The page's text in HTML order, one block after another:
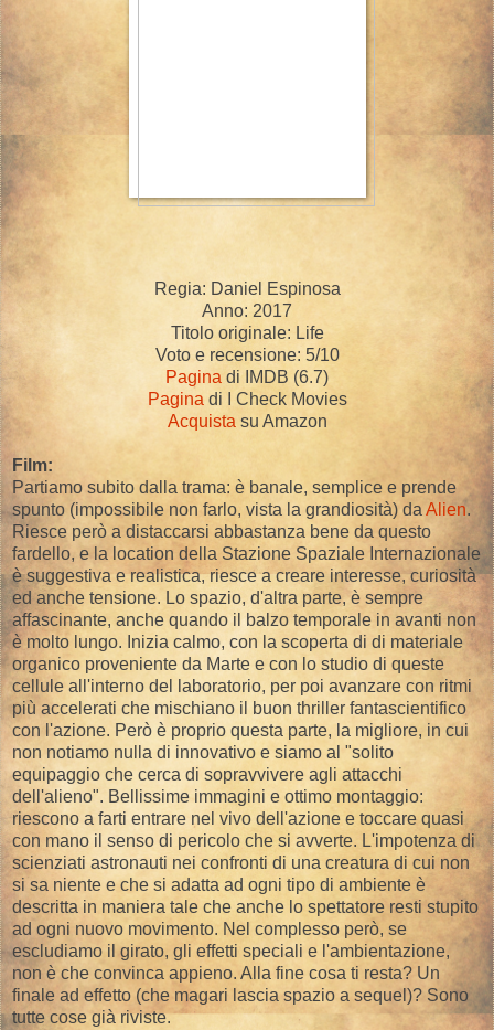
Regia: Daniel Espinosa
Anno: 2017
Titolo originale: Life
Voto e recensione: 5/10
Pagina di IMDB (6.7)
Pagina di I Check Movies
Acquista su Amazon
Film:
Partiamo subito dalla trama: è banale, semplice e prende
spunto (impossibile non farlo, vista la grandiosità) da Alien.
Riesce però a distaccarsi abbastanza bene da questo
fardello, e la location della Stazione Spaziale Internazionale
è suggestiva e realistica, riesce a creare interesse, curiosità
ed anche tensione. Lo spazio, d'altra parte, è sempre
affascinante, anche quando il balzo temporale in avanti non
è molto lungo. Inizia calmo, con la scoperta di di materiale
organico proveniente da Marte e con lo studio di queste
cellule all'interno del laboratorio, per poi avanzare con ritmi
più accelerati che mischiano il buon thriller fantascientifico
con l'azione. Però è proprio questa parte, la migliore, in cui
non notiamo nulla di innovativo e siamo al "solito
equipaggio che cerca di sopravvivere agli attacchi
dell'alieno". Bellissime immagini e ottimo montaggio:
riescono a farti entrare nel vivo dell'azione e toccare quasi
con mano il senso di pericolo che si avverte. L'impotenza di
scienziati astronauti nei confronti di una creatura di cui non
si sa niente e che si adatta ad ogni tipo di ambiente è
descritta in maniera tale che anche lo spettatore resti stupito
ad ogni nuovo movimento. Nel complesso però, se
escludiamo il girato, gli effetti speciali e l'ambientazione,
non è che convinca appieno. Alla fine cosa ti resta? Un
finale ad effetto (che magari lascia spazio a sequel)? Sono
tutte cose già riviste.